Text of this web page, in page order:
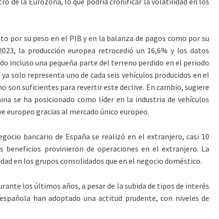
su peso en el PIB y en la balanza de pagos como por su
la producción europea retrocedió un 16,6% y los datos
incluso una pequeña parte del terreno perdido en el periodo
solo representa uno de cada seis vehículos producidos en el
son suficientes para revertir este declive. En cambio, sugiere
se ha posicionado como líder en la industria de vehículos
europeo gracias al mercado único europeo.
bancario de España se realizó en el extranjero, casi 10
provinieron de operaciones en el extranjero. La
en los grupos consolidados que en el negocio doméstico.
los últimos años, a pesar de la subida de tipos de interés
han adoptado una actitud prudente, con niveles de